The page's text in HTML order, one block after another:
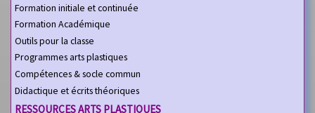
Formation initiale et continuée
Formation Académique
Outils pour la classe
Programmes arts plastiques
Compétences & socle commun
Didactique et écrits théoriques
RESSOURCES ARTS PLASTIQUES